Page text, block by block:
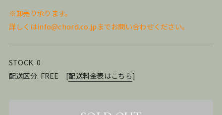
※卸売り承ります。
詳しくはinfo@chord.co.jpまでお問い合わせください。
STOCK. 0
配送区分. FREE [配送料金表はこちら]